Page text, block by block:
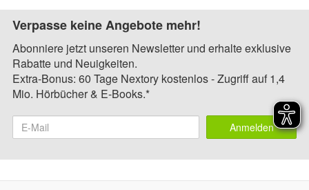
Verpasse keine Angebote mehr!
Abonniere jetzt unseren Newsletter und erhalte exklusive
Rabatte und Neuigkeiten.
Extra-Bonus: 60 Tage Nextory kostenlos - Zugriff auf 1,4
Mio. Hörbücher & E-Books.*
Anmelden